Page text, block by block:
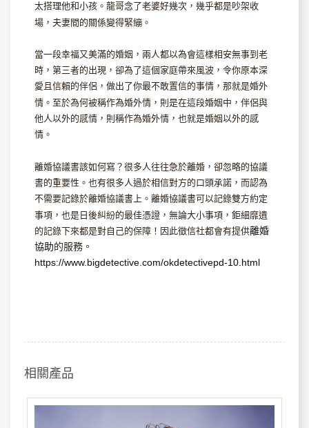
太搭理他和小孩。龍哥念了老婆好幾次，幾乎都是吵架收
場，夫妻間的關係變得緊繃。
當一段幸福又美滿的婚姻，兩人都以為會這樣相安無事到老
時，第三者的出現，卻為了這個家庭帶來風波，令你原本深
愛且信賴的伴侶，做出了你最不敢置信的事情，那就是婚外
情。至於為何被稱作為婚外情，則是在這段婚姻中，伴侶與
他人以外的感情，則稱作為婚外情，也就是婚姻以外的感
情。
離婚協議書該如何寫？很多人往往急於離婚，卻忽略的協議
書的重要性。也有很多人過於相信對方的口頭承諾，而認為
不需要記錄於離婚協議書上。離婚協議書可以記錄雙方約定
事項，也是日後糾紛的最佳憑證，無論大小事項，鉅細靡遺
的記錄下來都是對自己的保障！因此徵信社都會有提供離婚
協助​的服務。
https://www.bigdetective.com/okdetectivepd-10.html
相關產品